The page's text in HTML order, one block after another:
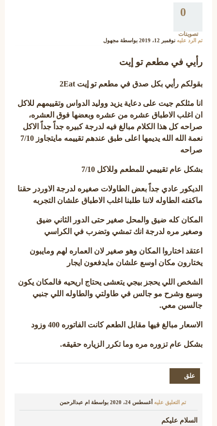
0
تصويتات
تم الرد عليه نوفمبر 12، 2019 بواسطة مجهول
رأيي في مطعم تو إيت
بقولكم رأيي بكل صدق في مطعم تو إيت 2Eat
انا مثلكم جيت على دعاية يزيد ووليد الدواس وتقييمهم للاكل
ان اغلب الاطباق عشره من عشره وبعضها فوق العشره،
صراحه كل هذا الكلام مبالغ فيه لدرجة كبيره جداً جداً الاكل
نعمة الله الله يديمها اعلى طبق عندهم تقييمه مايتجاوز 7/10
صراحه
بشكل عام تقييمي للمطعم وللاكل 7/10
الديكور عادي جداً بعض الطاولات صغيره لدرجة الاوردر حقنا
ماكفته الطاوله لاننا طلبنا اغلب الاطباق علشان التجربه
المكان كله ضيق والمحل صغير حتى الدور الثاني ضيق
وصغير مره لدرجة انك تمشي وتضرب في الكراسي
اعتقد اختاروا المكان وهو صغير لان العماره لهم ومايبون
يختارون مكان اوسع علشان مايدفعون ايجار
الشخص اللي يحجز بيجي يتعشى يحتاج اريحيه فالمكان يكون
وسيع وشرح مو جالس في طاولتي والطاوله اللي جنبي
جالسين معي.
الاسعار مبالغ فيها مقابل الطعم كانت الفاتوره 400 وزود
بشكل عام تزوره مره وما تكرر الزياره حقيقه.
تم التعليق عليه أغسطس 24، 2020 بواسطة ام عبدالرحمن
السلام عليكم